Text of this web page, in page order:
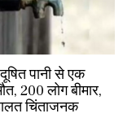
पानी से एक
200 लोग बीमार,
चिंताजनक